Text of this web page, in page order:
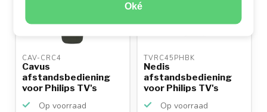
Oké
CAV-CRC4
Cavus
afstandsbediening
voor Philips TV's
Op voorraad
TVRC45PHBK
Nedis
afstandsbediening
voor Philips TV's
Op voorraad